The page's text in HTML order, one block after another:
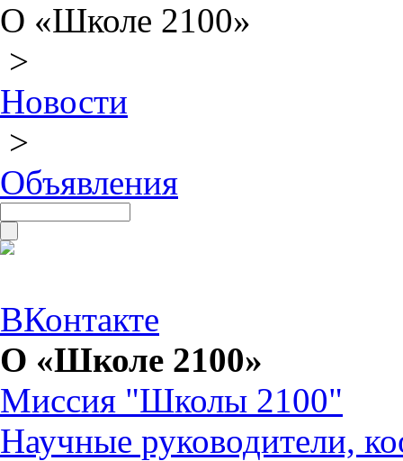
О «Школе 2100»
>
Новости
>
Объявления
ВКонтакте
О «Школе 2100»
Миссия "Школы 2100"
Научные руководители,